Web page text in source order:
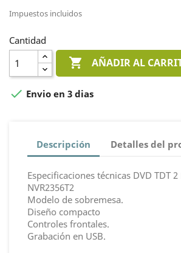
Impuestos incluidos
Cantidad
 AÑADIR AL
 Envio en 3 dias
Descripción Detalles del
Especificaciones técnicas DVD TDT 2
NVR2356T2
Modelo de sobremesa.
Diseño compacto
Controles frontales.
Grabación en USB.